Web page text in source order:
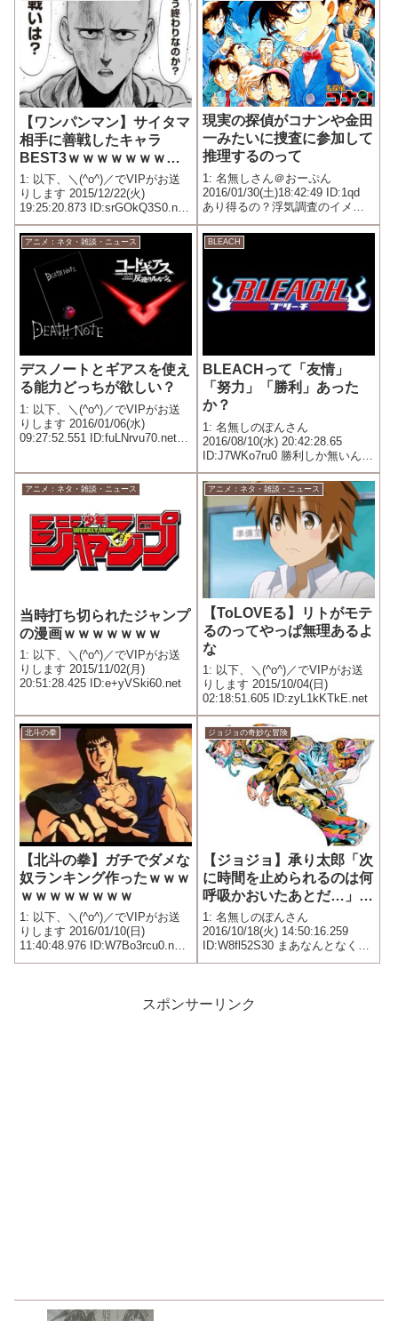
【ワンパンマン】サイタマ
相手に善戦したキャラ
BEST3ｗｗｗｗｗｗｗｗ
ｗｗ
1: 以下、＼(^o^)／でVIPがお送
りします 2015/12/22(火)
19:25:20.873 ID:srGOkQ3S0.net
1位；
蚊 サ
イタマの攻撃避け続けた 2位；
夢の中の地底人 サイタマ
の顔面血...
現実の探偵がコナンや金田
一みたいに捜査に参加して
推理するのって
1: 名無しさん＠おーぷん
2016/01/30(土)18:42:49 ID:1qd
あり得るの？浮気調査のイメー
アニメ：ネタ・雑談・ニュース
デスノートとギアスを使え
る能力どっちが欲しい？
1: 以下、＼(^o^)／でVIPがお送
りします 2016/01/06(水)
09:27:52.551 ID:fuLNrvu70.net
BLEACH
BLEACHって「友情」
「努力」「勝利」あった
か？
1: 名無しのぽんさん
2016/08/10(水) 20:42:28.65
ID:J7WKo7ru0 勝利しか無いんだ
よなぁ…
アニメ：ネタ・雑談・ニュース
当時打ち切られたジャンプ
の漫画ｗｗｗｗｗｗｗ
1: 以下、＼(^o^)／でVIPがお送
りします 2015/11/02(月)
20:51:28.425 ID:e+yVSki60.net
アニメ：ネタ・雑談・ニュース
【ToLOVEる】リトがモテ
るのってやっぱ無理あるよ
な
1: 以下、＼(^o^)／でVIPがお送
りします 2015/10/04(日)
02:18:51.605 ID:zyL1kKTkE.net
北斗の拳
【北斗の拳】ガチでダメな
奴ランキング作ったｗｗｗ
ｗｗｗｗｗｗｗｗ
1: 以下、＼(^o^)／でVIPがお送
りします 2016/01/10(日)
11:40:48.976 ID:W7Bo3rcu0.net
1 サウザー 2 アミバ 3 ケン
ジョジョの奇妙な冒険
【ジョジョ】承り太郎「次
に時間を止められるのは何
呼吸かおいたあとだ…」←
これ
1: 名無しのぽんさん
2016/10/18(火) 14:50:16.259
ID:W8fl52S30 まあなんとなくわ
かるんだけどイマイチ納得行か
スポンサーリンク